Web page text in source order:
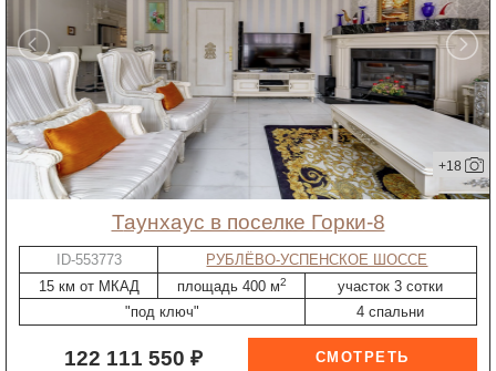
+18
таунхаус в поселке Горки-8
ID-553773
РУБЛЁВО-УСПЕНСКОЕ ШОССЕ
15 км от МКАД
площадь 400 м2
участок 3 сотки
"под ключ"
4 спальни
122 111 550 ₽